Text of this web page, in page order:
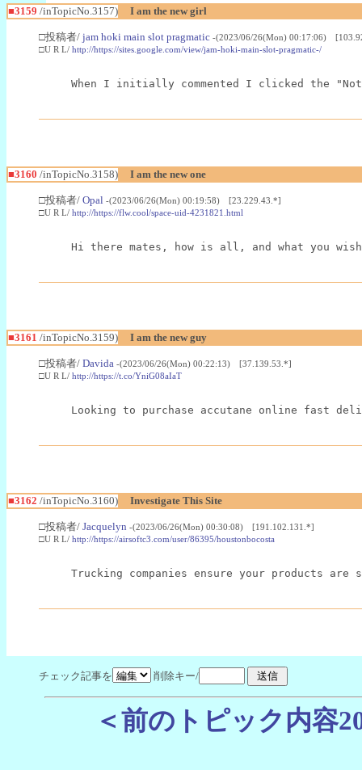
■3159 /inTopicNo.3157) I am the new girl
□投稿者/ jam hoki main slot pragmatic -(2023/06/26(Mon) 00:17:06)
□U R L/ http://https://sites.google.com/view/jam-hoki-main-slot-pragmatic-/
When I initially commented I clicked the
■3160 /inTopicNo.3158) I am the new one
□投稿者/ Opal -(2023/06/26(Mon) 00:19:58) [23.229.43.*]
□U R L/ http://https://flw.cool/space-uid-4231821.html
Hi there mates, how is all, and what you
■3161 /inTopicNo.3159) I am the new guy
□投稿者/ Davida -(2023/06/26(Mon) 00:22:13) [37.139.53.*]
□U R L/ http://https://t.co/YniG08aIaT
Looking to purchase accutane online fast
■3162 /inTopicNo.3160) Investigate This Site
□投稿者/ Jacquelyn -(2023/06/26(Mon) 00:30:08) [191.102.131.*]
□U R L/ http://https://airsoftc3.com/user/86395/houstonbocosta
Trucking companies ensure your products
チェック記事を 削除キー/
＜前のトピック内容